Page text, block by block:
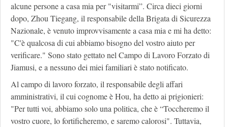
alcune persone a casa mia per "visitarmi”. Circa dieci giorni
dopo, Zhou Tiegang, il responsabile della Brigata di Sicurezza
Nazionale, è venuto improvvisamente a casa mia e mi ha detto:
"C'è qualcosa di cui abbiamo bisogno del vostro aiuto per
verificare." Sono stato gettato nel Campo di Lavoro Forzato di
Jiamusi, e a nessuno dei miei familiari è stato notificato.
Al campo di lavoro forzato, il responsabile degli affari
amministrativi, il cui cognome è Hou, ha detto ai prigionieri:
"Per tutti voi, abbiamo solo una politica, che è “Toccheremo il
vostro cuore, lo fortificheremo, e saremo calorosi". Tuttavia,